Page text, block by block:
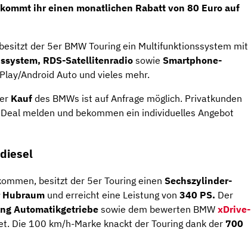
ihr einen monatlichen Rabatt von 80 Euro auf
der 5er BMW Touring ein Multifunktionssystem mit
RDS-Satellitenradio sowie Smartphone-
Android Auto und vieles mehr.
Kauf des BMWs ist auf Anfrage möglich. Privatkunden
melden und bekommen ein individuelles Angebot
besitzt der 5er Touring einen Sechszylinder-
und erreicht eine Leistung von 340 PS. Der
Automatikgetriebe sowie dem bewerten BMW xDrive-
Die 100 km/h-Marke knackt der Touring dank der700